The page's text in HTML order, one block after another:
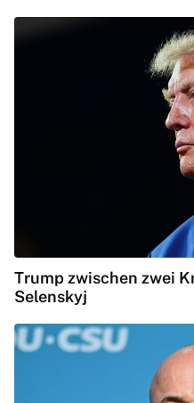
Trump zwischen zwei
Selenskyj